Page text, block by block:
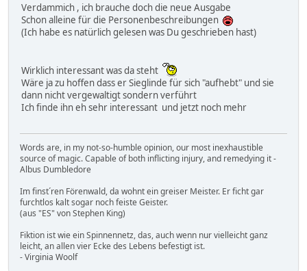
Verdammich , ich brauche doch die neue Ausgabe
Schon alleine für die Personenbeschreibungen
(Ich habe es natürlich gelesen was Du geschrieben hast)
Wirklich interessant was da steht
Wäre ja zu hoffen dass er Sieglinde für sich "aufhebt" und sie
dann nicht vergewaltigt sondern verführt
Ich finde ihn eh sehr interessant und jetzt noch mehr
Words are, in my not-so-humble opinion, our most inexhaustible
source of magic. Capable of both inflicting injury, and remedying it -
Albus Dumbledore
Im finst´ren Förenwald, da wohnt ein greiser Meister. Er ficht gar
furchtlos kalt sogar noch feiste Geister.
(aus "ES" von Stephen King)
Fiktion ist wie ein Spinnennetz, das, auch wenn nur vielleicht ganz
leicht, an allen vier Ecke des Lebens befestigt ist.
- Virginia Woolf